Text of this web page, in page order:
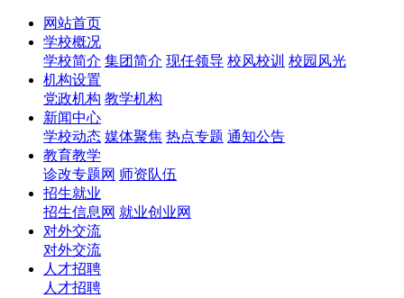
网站首页
学校概况
学校简介 集团简介 现任领导 校风校训 校园风光
机构设置
党政机构 教学机构
新闻中心
学校动态 媒体聚焦 热点专题 通知公告
教育教学
诊改专题网 师资队伍
招生就业
招生信息网 就业创业网
对外交流
对外交流
人才招聘
人才招聘